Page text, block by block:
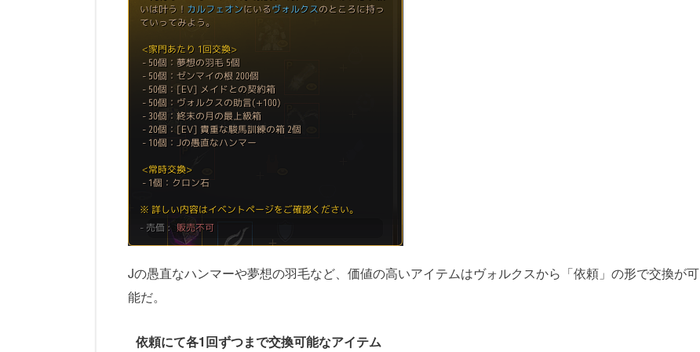
Jの愚直なハンマーや夢想の羽毛など、価値の高いアイテムはヴォルクスから「依頼」の形で交換が可
能だ。
依頼にて各1回ずつまで交換可能なアイテム